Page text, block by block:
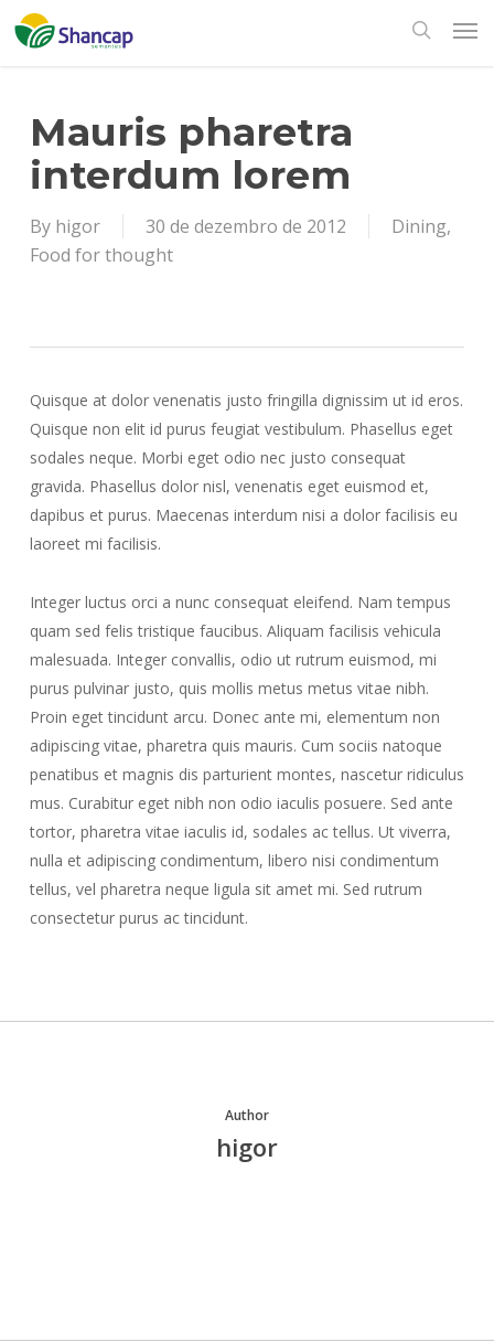
Skip
Mauris pharetra
interdum lorem
By higor 30 de dezembro de 2012 Dining,
Food for thought
Quisque at dolor venenatis justo fringilla dignissim ut id eros.
Quisque non elit id purus feugiat vestibulum. Phasellus eget
sodales neque. Morbi eget odio nec justo consequat
gravida. Phasellus dolor nisl, venenatis eget euismod et,
dapibus et purus. Maecenas interdum nisi a dolor facilisis eu
laoreet mi facilisis.
Integer luctus orci a nunc consequat eleifend. Nam tempus
quam sed felis tristique faucibus. Aliquam facilisis vehicula
malesuada. Integer convallis, odio ut rutrum euismod, mi
purus pulvinar justo, quis mollis metus metus vitae nibh.
Proin eget tincidunt arcu. Donec ante mi, elementum non
adipiscing vitae, pharetra quis mauris. Cum sociis natoque
penatibus et magnis dis parturient montes, nascetur ridiculus
mus. Curabitur eget nibh non odio iaculis posuere. Sed ante
tortor, pharetra vitae iaculis id, sodales ac tellus. Ut viverra,
nulla et adipiscing condimentum, libero nisi condimentum
tellus, vel pharetra neque ligula sit amet mi. Sed rutrum
consectetur purus ac tincidunt.
Author
higor